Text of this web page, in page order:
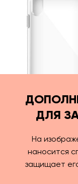
ДЛЯ
На
наносится
защищает